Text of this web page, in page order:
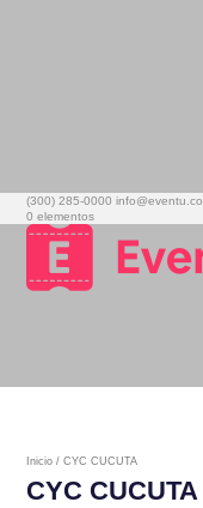
(300) 285-0000 info@eventu.co
0 elementos
Inicio / CYC CUCUTA
CYC CUCUTA